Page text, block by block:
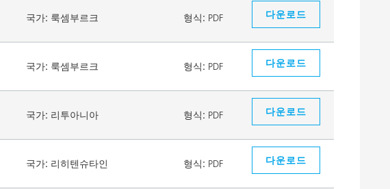
국가: 룩셈부르크 형식: PDF 다운로드
국가: 룩셈부르크 형식: PDF 다운로드
국가: 리투아니아 형식: PDF 다운로드
국가: 리히텐슈타인 형식: PDF 다운로드